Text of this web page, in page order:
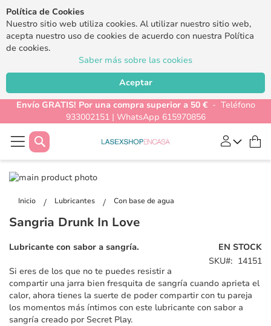
Política de Cookies
Nuestro sitio web utiliza cookies. Al utilizar nuestro sitio web,
acepta nuestro uso de cookies de acuerdo con nuestra Política
de cookies.
Saber más sobre las cookies
Aceptar
Envío GRATIS! Por una compra superior a 50 €- Teléfono
933002151 | WhatsApp 615970856
Buscar
Inicio Lubricantes Con base de agua
Saltar
final
la
de
de
galería
imágenes
Sangria Drunk In Love
EN STOCK
SKU
14151
Lubricante con sabor a sangría.
Si eres de los que no te puedes resistir a
compartir una jarra bien fresquita de sangría cuando aprieta el
calor, ahora tienes la suerte de poder compartir con tu pareja
los momentos más íntimos con este lubricante con sabor a
sangría creado por Secret Play.